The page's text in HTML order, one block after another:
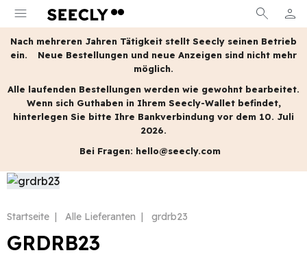
menu search person
MEIN
Nach mehreren Jahren Tätigkeit stellt Seecly seinen Betrieb
ein.
Neue Bestellungen und neue Anzeigen sind nicht mehr
möglich.
Alle laufenden Bestellungen werden wie gewohnt bearbeitet.
Wenn sich Guthaben in Ihrem Seecly-Wallet befindet,
hinterlegen Sie bitte Ihre Bankverbindung vor dem 10. Juli
2026.
Bei Fragen: hello@seecly.com
Startseite Alle Lieferanten grdrb23
GRDRB23